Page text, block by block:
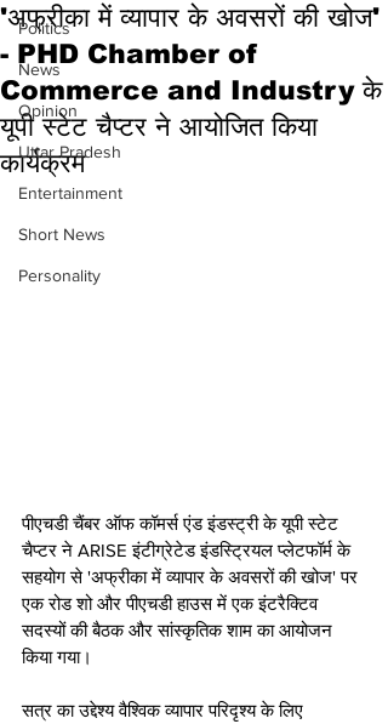
Politics
News
Opinion
Uttar Pradesh
Entertainment
Short News
Personality
'अफ्रीका में व्यापार के अवसरों की खोज'
- PHD Chamber of
Commerce and Industry के
यूपी स्टेट चैप्टर ने आयोजित किया
कार्यक्रम
पीएचडी चैंबर ऑफ कॉमर्स एंड इंडस्ट्री के यूपी स्टेट
चैप्टर ने ARISE इंटीग्रेटेड इंडस्ट्रियल प्लेटफॉर्म के
सहयोग से 'अफ्रीका में व्यापार के अवसरों की खोज' पर
एक रोड शो और पीएचडी हाउस में एक इंटरैक्टिव
सदस्यों की बैठक और सांस्कृतिक शाम का आयोजन
किया गया।
सत्र का उद्देश्य वैश्विक व्यापार परिदृश्य के लिए